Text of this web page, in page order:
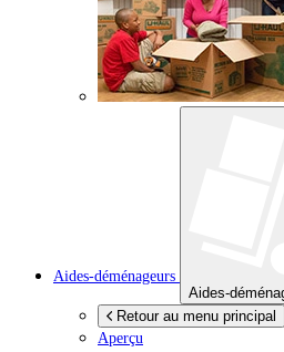
Aides-déménageurs
Aides-
Retour au menu principal
Aperçu